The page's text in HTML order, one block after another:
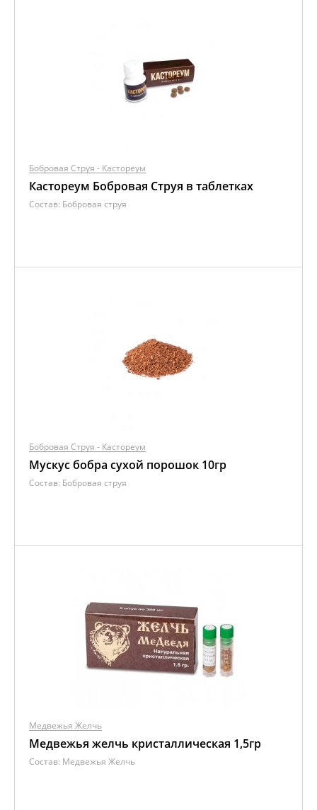
Бобровая Струя - Кастореум
Кастореум Бобровая Струя в таблетках
Состав: Бобровая струя
Бобровая Струя - Кастореум
Мускус бобра сухой порошок 10гр
Состав: Бобровая струя
Медвежья Желчь
Медвежья желчь кристаллическая 1,5гр
Состав: Медвежья Желчь